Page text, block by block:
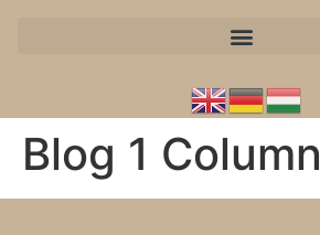
Blog 1 Column